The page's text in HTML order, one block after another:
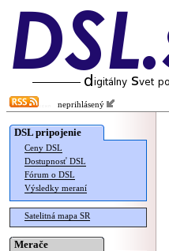
neprihlásený
DSL pripojenie
Ceny DSL
Dostupnosť DSL
Fórum o DSL
Výsledky meraní
Satelitná mapa SR
Merače